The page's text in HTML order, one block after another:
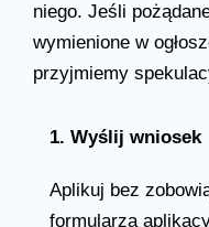
niego. Jeśli
wymienione w
przyjmiemy
1. Wyślij wniosek
Aplikuj bez
formularza